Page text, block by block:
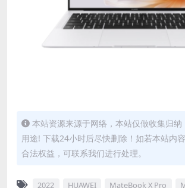
本站资源来源于网络，本站仅做收集归纳
用途! 下载24小时后尽快删除！如若本站内
合法权益，可联系我们进行处理。
2022 HUAWEI MateBook X Pro